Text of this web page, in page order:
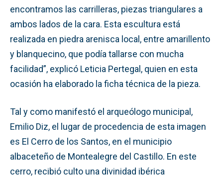
encontramos las carrilleras, piezas triangulares a
ambos lados de la cara. Esta escultura está
realizada en piedra arenisca local, entre amarillento
y blanquecino, que podía tallarse con mucha
facilidad”, explicó Leticia Pertegal, quien en esta
ocasión ha elaborado la ficha técnica de la pieza.
Tal y como manifestó el arqueólogo municipal,
Emilio Diz, el lugar de procedencia de esta imagen
es El Cerro de los Santos, en el municipio
albaceteño de Montealegre del Castillo. En este
cerro, recibió culto una divinidad ibérica